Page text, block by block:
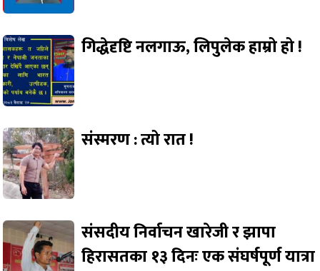
गिद्धेदृष्टि नलगाऊ, लिपुलेक हाम्रो हो !
संस्मरण : त्यो रात !
संसदीय निर्वाचन खारेजी र झापा
हिरासतका १३ दिनः एक संघर्षपूर्ण यात्रा